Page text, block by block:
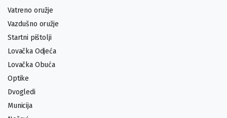
Vatreno oružje
Vazdušno oružje
Startni pištolji
Lovačka Odjeća
Lovačka Obuća
Optike
Dvogledi
Municija